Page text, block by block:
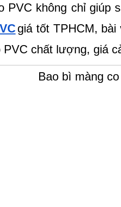
PVC không chỉ
giá tốt TPHCM, bài
chất lượng, giá